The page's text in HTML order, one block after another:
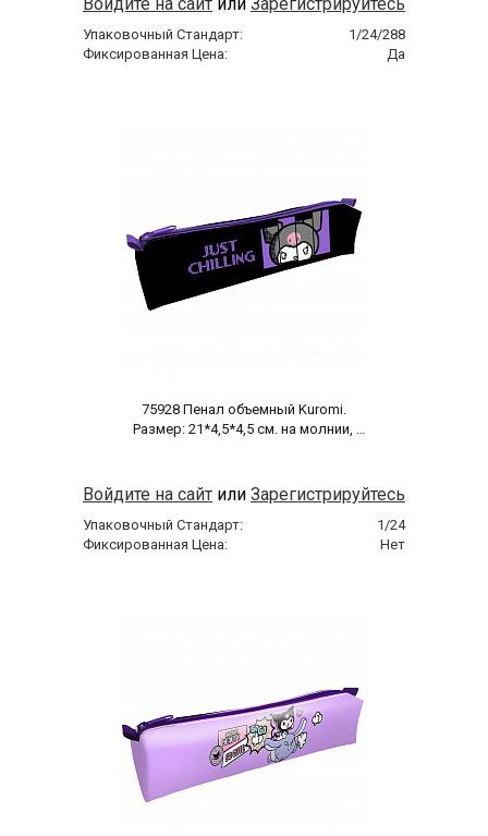
Упаковочный Стандарт:
1/24/288
Фиксированная Цена:
Да
75928 Пенал объемный Kuromi.
Размер: 21*4,5*4,5 см. на молнии,
Войдите на сайт или Зарегистрируйтесь
Упаковочный Стандарт:
1/24
Фиксированная Цена:
Нет